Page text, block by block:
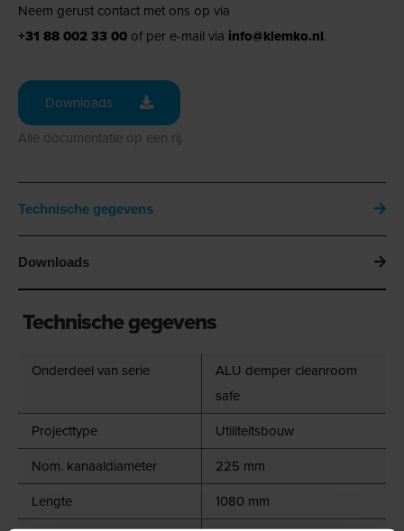
Neem gerust contact met ons op via
+31 88 002 33 00 of per e-mail via info@klemko.nl.
Downloads
Alle documentatie op een rij
Technische gegevens
Downloads
Technische gegevens
Onderdeel van serie
ALU demper cleanroom
safe
Projecttype
Utiliteitsbouw
Nom. kanaaldiameter
225 mm
Lengte
1080 mm